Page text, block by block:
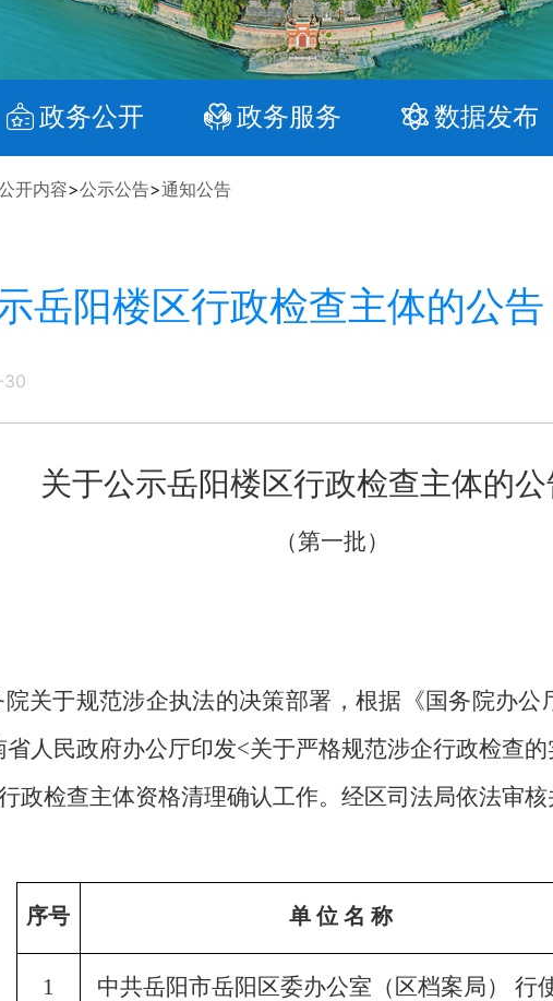
政务公开 政务服务 数据发布
开内容>公示公告>通知公告
岳阳楼区行政检查主体的公
关于公示岳阳楼区行政检查主体的公
（第一批）
关于规范涉企执法的决策部署，根据《国务院办公
人民政府办公厅印发<关于严格规范涉企行政检查
政检查主体资格清理确认工作。 经区司法局依法审
序号 单 位 名 称
1 中共岳阳市岳阳区委办公室（区档案局）
行